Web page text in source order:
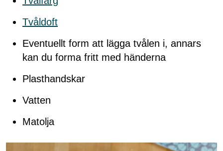
Tvåldoft
Eventuellt form att lägga tvålen i, annars
kan du forma fritt med händerna
Plasthandskar
Vatten
Matolja